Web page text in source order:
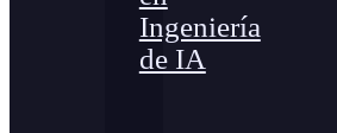
Ingeniería
de IA